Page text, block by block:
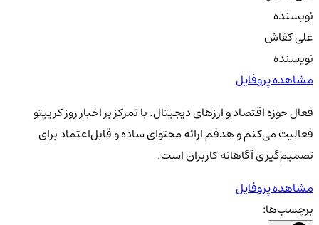
نویسنده
علی کفاش
نویسنده
مشاهده پروفایل
فعال حوزه اقتصاد و ارزهای دیجیتال. با تمرکز بر اخبار روز کریپتو
فعالیت می‌کنم و هدفم ارائه محتوای ساده و قابل‌اعتماد برای
تصمیم‌گیری آگاهانه کاربران است.
مشاهده پروفایل
برچسب‌ها: